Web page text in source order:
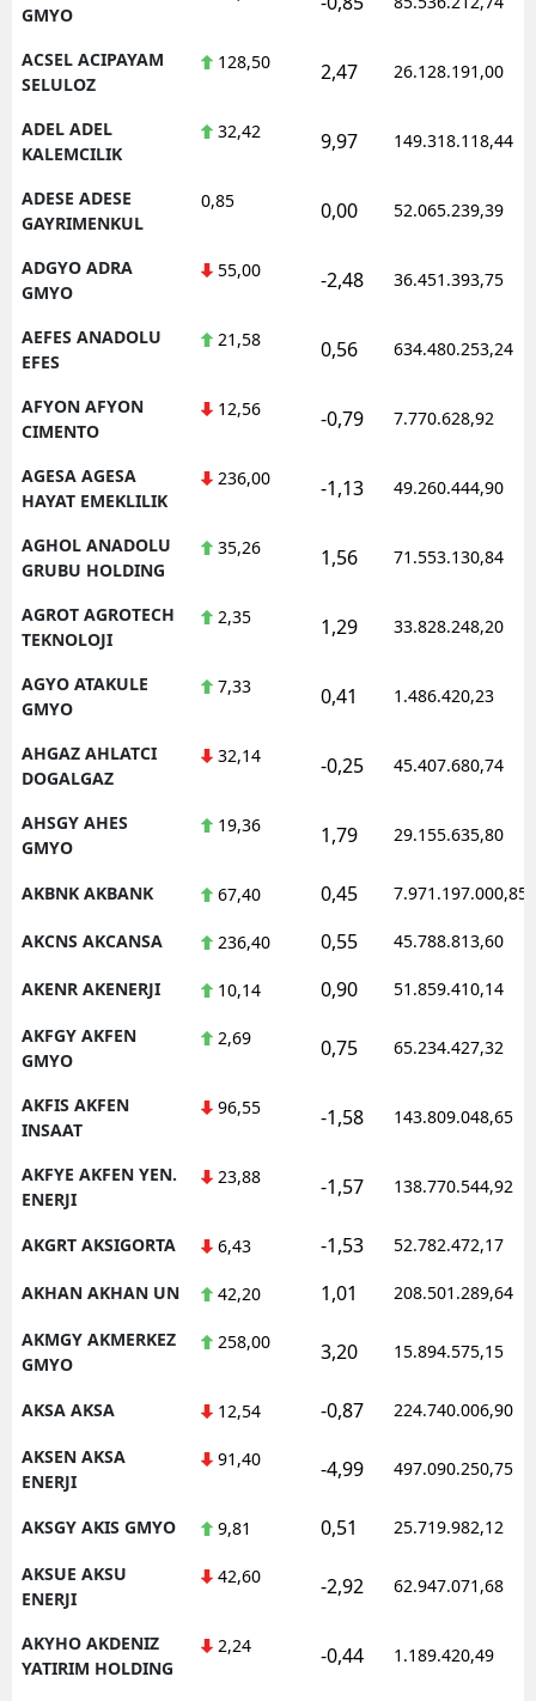
GMYO
ACSEL ACIPAYAM
SELULOZ
128,50 2,47 26.128.191,00
ADEL ADEL
KALEMCILIK
32,42 9,97 149.318.118,44
ADESE ADESE
GAYRIMENKUL
0,85 0,00 52.065.239,39
ADGYO ADRA
GMYO
55,00 -2,48 36.451.393,75
AEFES ANADOLU
EFES
21,58 0,56 634.480.253,24
AFYON AFYON
CIMENTO
12,56 -0,79 7.770.628,92
AGESA AGESA
HAYAT EMEKLILIK
236,00 -1,13 49.260.444,90
AGHOL ANADOLU
GRUBU HOLDING
35,26 1,56 71.553.130,84
AGROT AGROTECH
TEKNOLOJI
2,35 1,29 33.828.248,20
AGYO ATAKULE
GMYO
7,33 0,41 1.486.420,23
AHGAZ AHLATCI
DOGALGAZ
32,14 -0,25 45.407.680,74
AHSGY AHES
GMYO
19,36 1,79 29.155.635,80
AKBNK AKBANK 67,40 0,45 7.971.197.000,85
AKCNS AKCANSA 236,40 0,55 45.788.813,60
AKENR AKENERJI 10,14 0,90 51.859.410,14
AKFGY AKFEN
GMYO
2,69 0,75 65.234.427,32
AKFIS AKFEN
INSAAT
96,55 -1,58 143.809.048,65
AKFYE AKFEN YEN.
ENERJI
23,88 -1,57 138.770.544,92
AKGRT AKSIGORTA 6,43 -1,53 52.782.472,17
AKHAN AKHAN UN 42,20 1,01 208.501.289,64
AKMGY AKMERKEZ
GMYO
258,00 3,20 15.894.575,15
AKSA AKSA 12,54 -0,87 224.740.006,90
AKSEN AKSA
ENERJI
91,40 -4,99 497.090.250,75
AKSGY AKIS GMYO 9,81 0,51 25.719.982,12
AKSUE AKSU
ENERJI
42,60 -2,92 62.947.071,68
AKYHO AKDENIZ
YATIRIM HOLDING
2,24 -0,44 1.189.420,49